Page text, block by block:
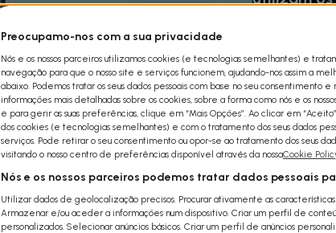
carros,
que
limites.
Preocupamo-nos com a sua privacidade
Nós e os nossos parceiros utilizamos cookies (e tecnologias semelhantes) e
navegação para que o nosso site e serviços funcionem, ajudando-nos assim a
abaixo. Podemos tratar os seus dados pessoais com base no seu consentimento e
informações mais detalhadas sobre os cookies, sobre a forma como nós e os
e para gerir as suas preferências, clique em “Mais Opções”. Ao clicar em
dos cookies (e tecnologias semelhantes) e com o tratamento dos seus dados
serviços. Pode retirar o seu consentimento ou opor-se ao tratamento dos seus
visitando o nosso centro de preferências disponível através da nossaCookie
Nós e os nossos parceiros podemos tratar dados pessoais
Utilizar dados de geolocalização precisos. Procurar ativamente as
Armazenar e/ou aceder a informações num dispositivo. Criar um perfil de
personalizados. Selecionar anúncios básicos. Criar um perfil de anúncios